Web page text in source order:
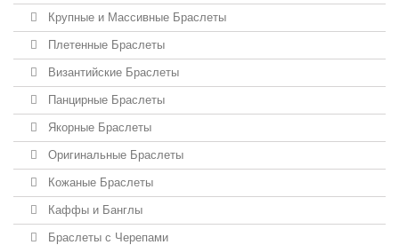
Крупные и Массивные Браслеты
Плетенные Браслеты
Византийские Браслеты
Панцирные Браслеты
Якорные Браслеты
Оригинальные Браслеты
Кожаные Браслеты
Каффы и Банглы
Браслеты с Черепами